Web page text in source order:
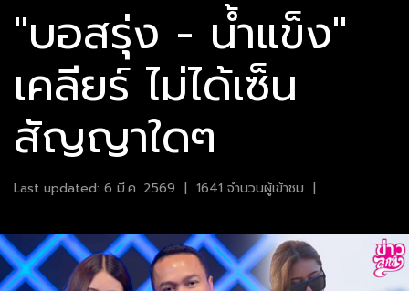
"บอสรุ่ง - น้ำแข็ง"
เคลียร์ ไม่ได้เซ็น
สัญญาใดๆ
Last updated: 6 มี.ค. 2569 | 1641 จำนวนผู้เข้าชม |